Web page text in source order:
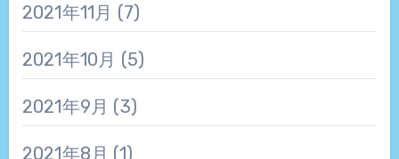
2021年11月 (7)
2021年10月 (5)
2021年9月 (3)
2021年8月 (1)